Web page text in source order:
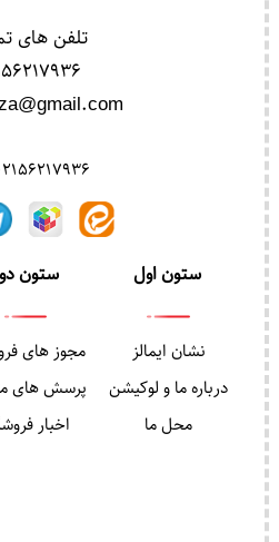
تلفن های
ستون اول
درباره ما و لوکیشن
محل ما
نشان ایمالز
ستون
اخبار
پرسش های
مجوز های